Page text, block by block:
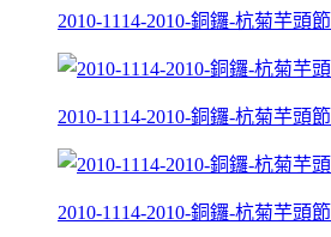
2010-1114-2010-銅鑼-杭菊芋頭
2010-1114-2010-銅鑼-杭菊芋頭
2010-1114-2010-銅鑼-杭菊芋頭